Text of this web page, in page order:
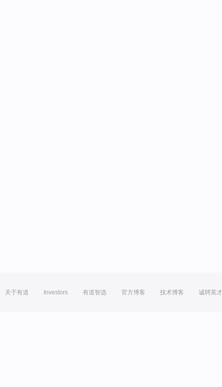
关于有道 Investors 有道智选 官方博客 技术博客 诚聘英才